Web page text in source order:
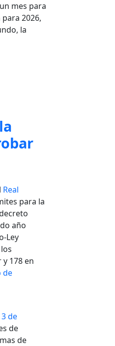
mes para
2026,
la
Real
para la
año
Ley
178 en
de
de
de
de